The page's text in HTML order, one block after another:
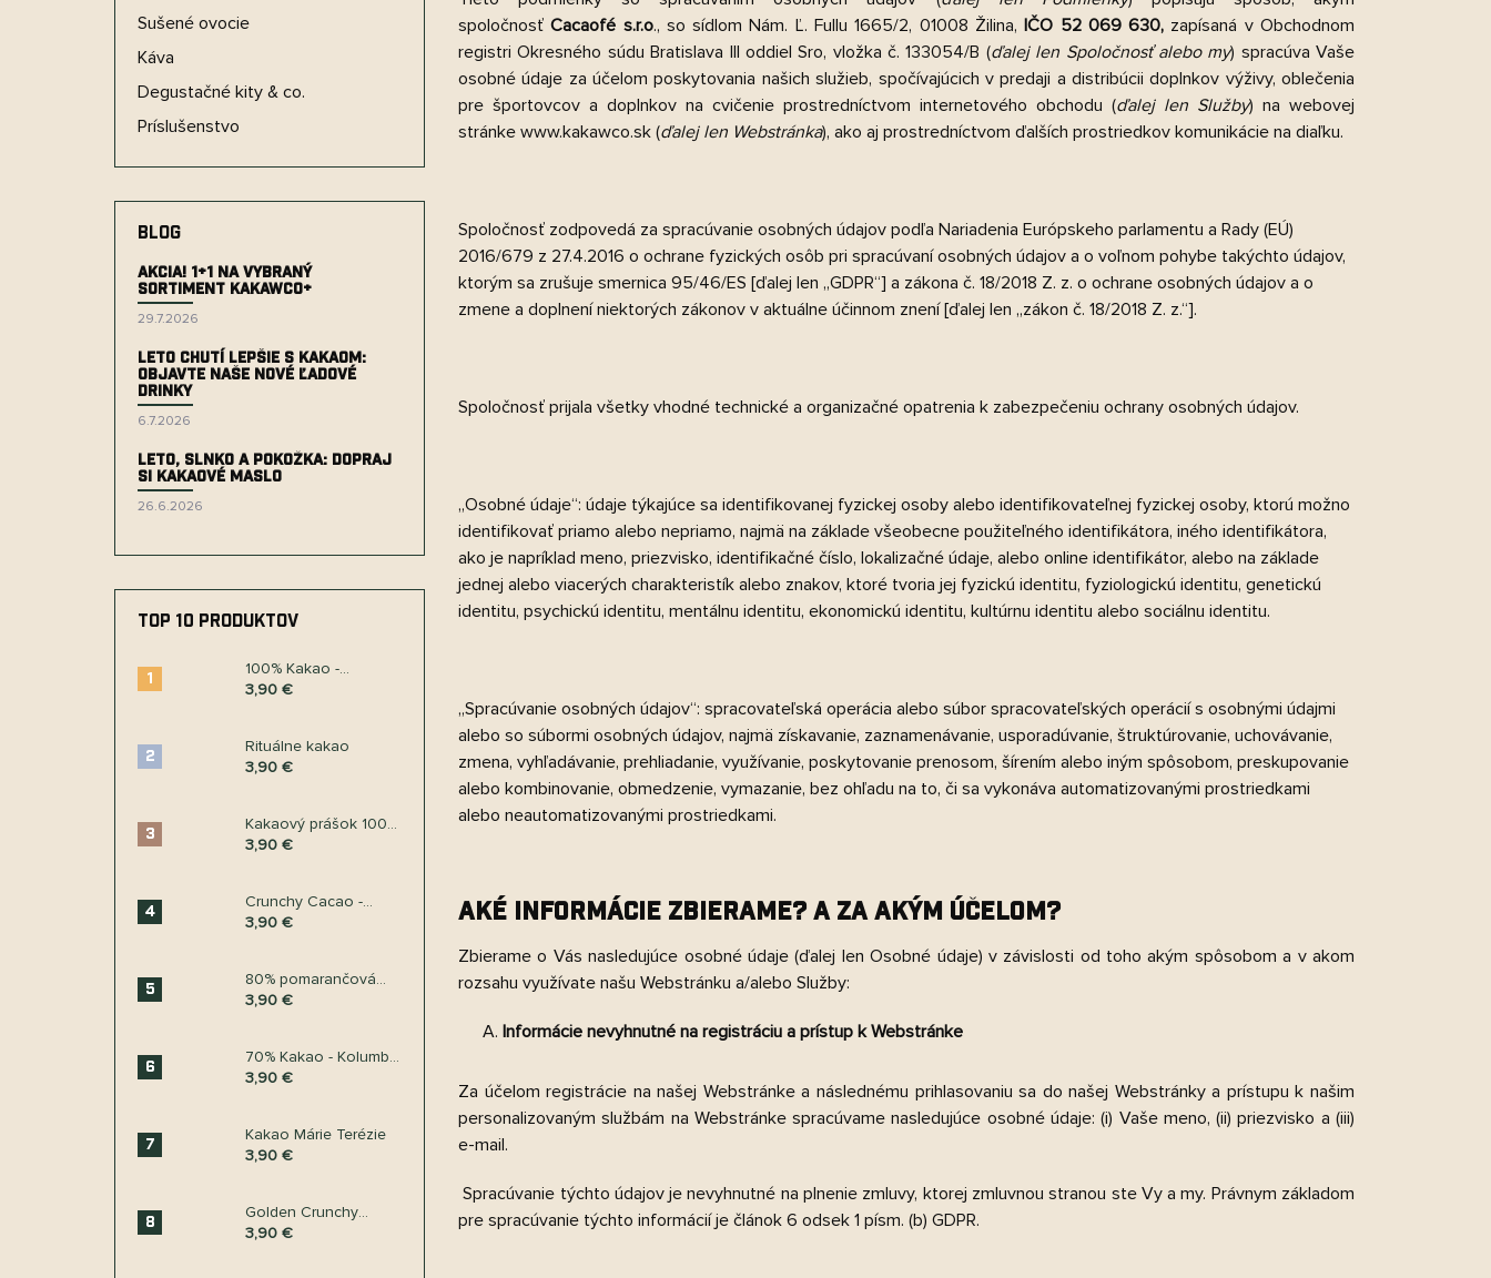
Sušené ovocie
Káva
Degustačné kity & co.
Príslušenstvo
BLOG
Akcia! 1+1 na vybraný
sortiment KakawCo+
29.7.2026
Leto chutí lepšie s kakaom:
objavte naše nové ľadové
drinky
6.7.2026
Leto, slnko a pokožka: dopraj
si kakaové maslo
26.6.2026
TOP 10 PRODUKTOV
100% Kakao -
Kolumbia Caquetá
3,90 €
Rituálne kakao
3,90 €
Kakaový prášok 100%
Kolumbia Huila
3,90 €
Crunchy Cacao -
kakaové bôby v
3,90 €
80% pomarančová
čokoláda Kolumbia
3,90 €
70% Kakao - Kolumbia
Caquetá
3,90 €
Kakao Márie Terézie
3,90 €
Golden Crunchy
Cacao: kakaové bôby
3,90 €
spoločnosť Cacaofé s.r.o., so sídlom Nám. Ľ. Fullu 1665/2, 01008 Žilina, IČO 52 069 630, zapísaná v Obchodnom
registri Okresného súdu Bratislava III oddiel Sro, vložka č.133054/B (ďalej len Spoločnosť alebo my) spracúva Vaše
osobné údaje za účelom poskytovania našich služieb, spočívajúcich v predaji a distribúcii doplnkov výživy, oblečenia
pre športovcov a doplnkov na cvičenie prostredníctvom internetového obchodu (ďalej len Služby) na webovej
stránke www.kakawco.sk (ďalej len Webstránka), ako aj prostredníctvom ďalších prostriedkov komunikácie na diaľku.
Spoločnosť zodpovedá za spracúvanie osobných údajov podľa Nariadenia Európskeho parlamentu a Rady (EÚ)
2016/679 z 27.4.2016 o ochrane fyzických osôb pri spracúvaní osobných údajov a o voľnom pohybe takýchto údajov,
ktorým sa zrušuje smernica 95/46/ES [ďalej len „GDPR“] a zákona č. 18/2018 Z. z. o ochrane osobných údajov a o
zmene a doplnení niektorých zákonov v aktuálne účinnom znení [ďalej len „zákon č. 18/2018 Z. z.“].
Spoločnosť prijala všetky vhodné technické a organizačné opatrenia k zabezpečeniu ochrany osobných údajov.
„Osobné údaje“: údaje týkajúce sa identifikovanej fyzickej osoby alebo identifikovateľnej fyzickej osoby, ktorú možno
identifikovať priamo alebo nepriamo, najmä na základe všeobecne použiteľného identifikátora, iného identifikátora,
ako je napríklad meno, priezvisko, identifikačné číslo, lokalizačné údaje, alebo online identifikátor, alebo na základe
jednej alebo viacerých charakteristík alebo znakov, ktoré tvoria jej fyzickú identitu, fyziologickú identitu, genetickú
identitu, psychickú identitu, mentálnu identitu, ekonomickú identitu, kultúrnu identitu alebo sociálnu identitu.
„Spracúvanie osobných údajov“: spracovateľská operácia alebo súbor spracovateľských operácií s osobnými údajmi
alebo so súbormi osobných údajov, najmä získavanie, zaznamenávanie, usporadúvanie, štruktúrovanie, uchovávanie,
zmena, vyhľadávanie, prehliadanie, využívanie, poskytovanie prenosom, šírením alebo iným spôsobom, preskupovanie
alebo kombinovanie, obmedzenie, vymazanie, bez ohľadu na to, či sa vykonáva automatizovanými prostriedkami
alebo neautomatizovanými prostriedkami.
AKÉ INFORMÁCIE ZBIERAME? A ZA AKÝM ÚČELOM?
Zbierame o Vás nasledujúce osobné údaje (ďalej len Osobné údaje) v závislosti od toho akým spôsobom a v akom
rozsahu využívate našu Webstránku a/alebo Služby:
Informácie nevyhnutné na registráciu a prístup k Webstránke
Za účelom registrácie na našej Webstránke a následnému prihlasovaniu sa do našej Webstránky a prístupu k našim
personalizovaným službám na Webstránke spracúvame nasledujúce osobné údaje: (i) Vaše meno, (ii) priezvisko a (iii)
e-mail.
Spracúvanie týchto údajov je nevyhnutné na plnenie zmluvy, ktorej zmluvnou stranou ste Vy a my. Právnym základom
pre spracúvanie týchto informácií je článok 6 odsek 1 písm. (b) GDPR.